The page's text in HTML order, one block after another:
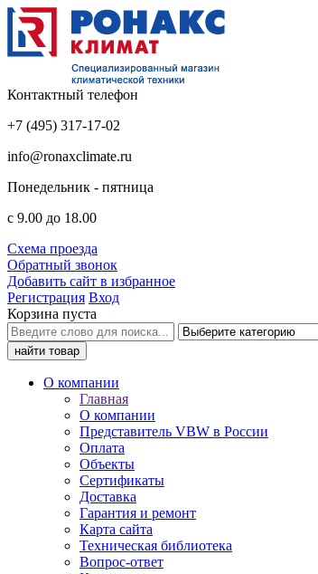
Контактный телефон
+7 (495) 317-17-02
info@ronaxclimate.ru
Понедельник - пятница
с 9.00 до 18.00
Схема проезда
Обратный звонок
Добавить сайт в избранное
Регистрация Вход
Корзина пуста
О компании
Главная
О компании
Представитель VBW в России
Оплата
Объекты
Сертификаты
Доставка
Гарантия и ремонт
Карта сайта
Техническая библиотека
Вопрос-ответ